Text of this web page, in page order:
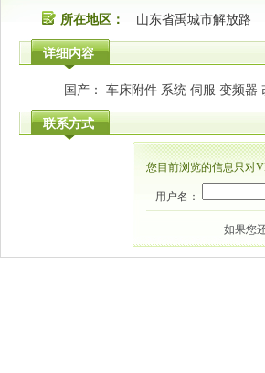
所在地区： 山东省禹城市解放路
详细内容
国产： 车床附件 系统 伺服 变频器
联系方式
您目前浏览的信息只对
用户名：
如果您